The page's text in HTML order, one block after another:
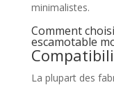
minimalistes.
Comment
escamotable
La plupart des